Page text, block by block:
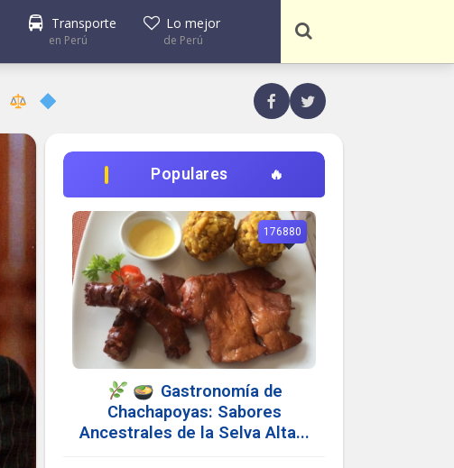
Transporte
en Perú
Lo mejor
de Perú
Populares
Gastronomía de
Chachapoyas: Sabores
Ancestrales de la Selva Alta...
176880